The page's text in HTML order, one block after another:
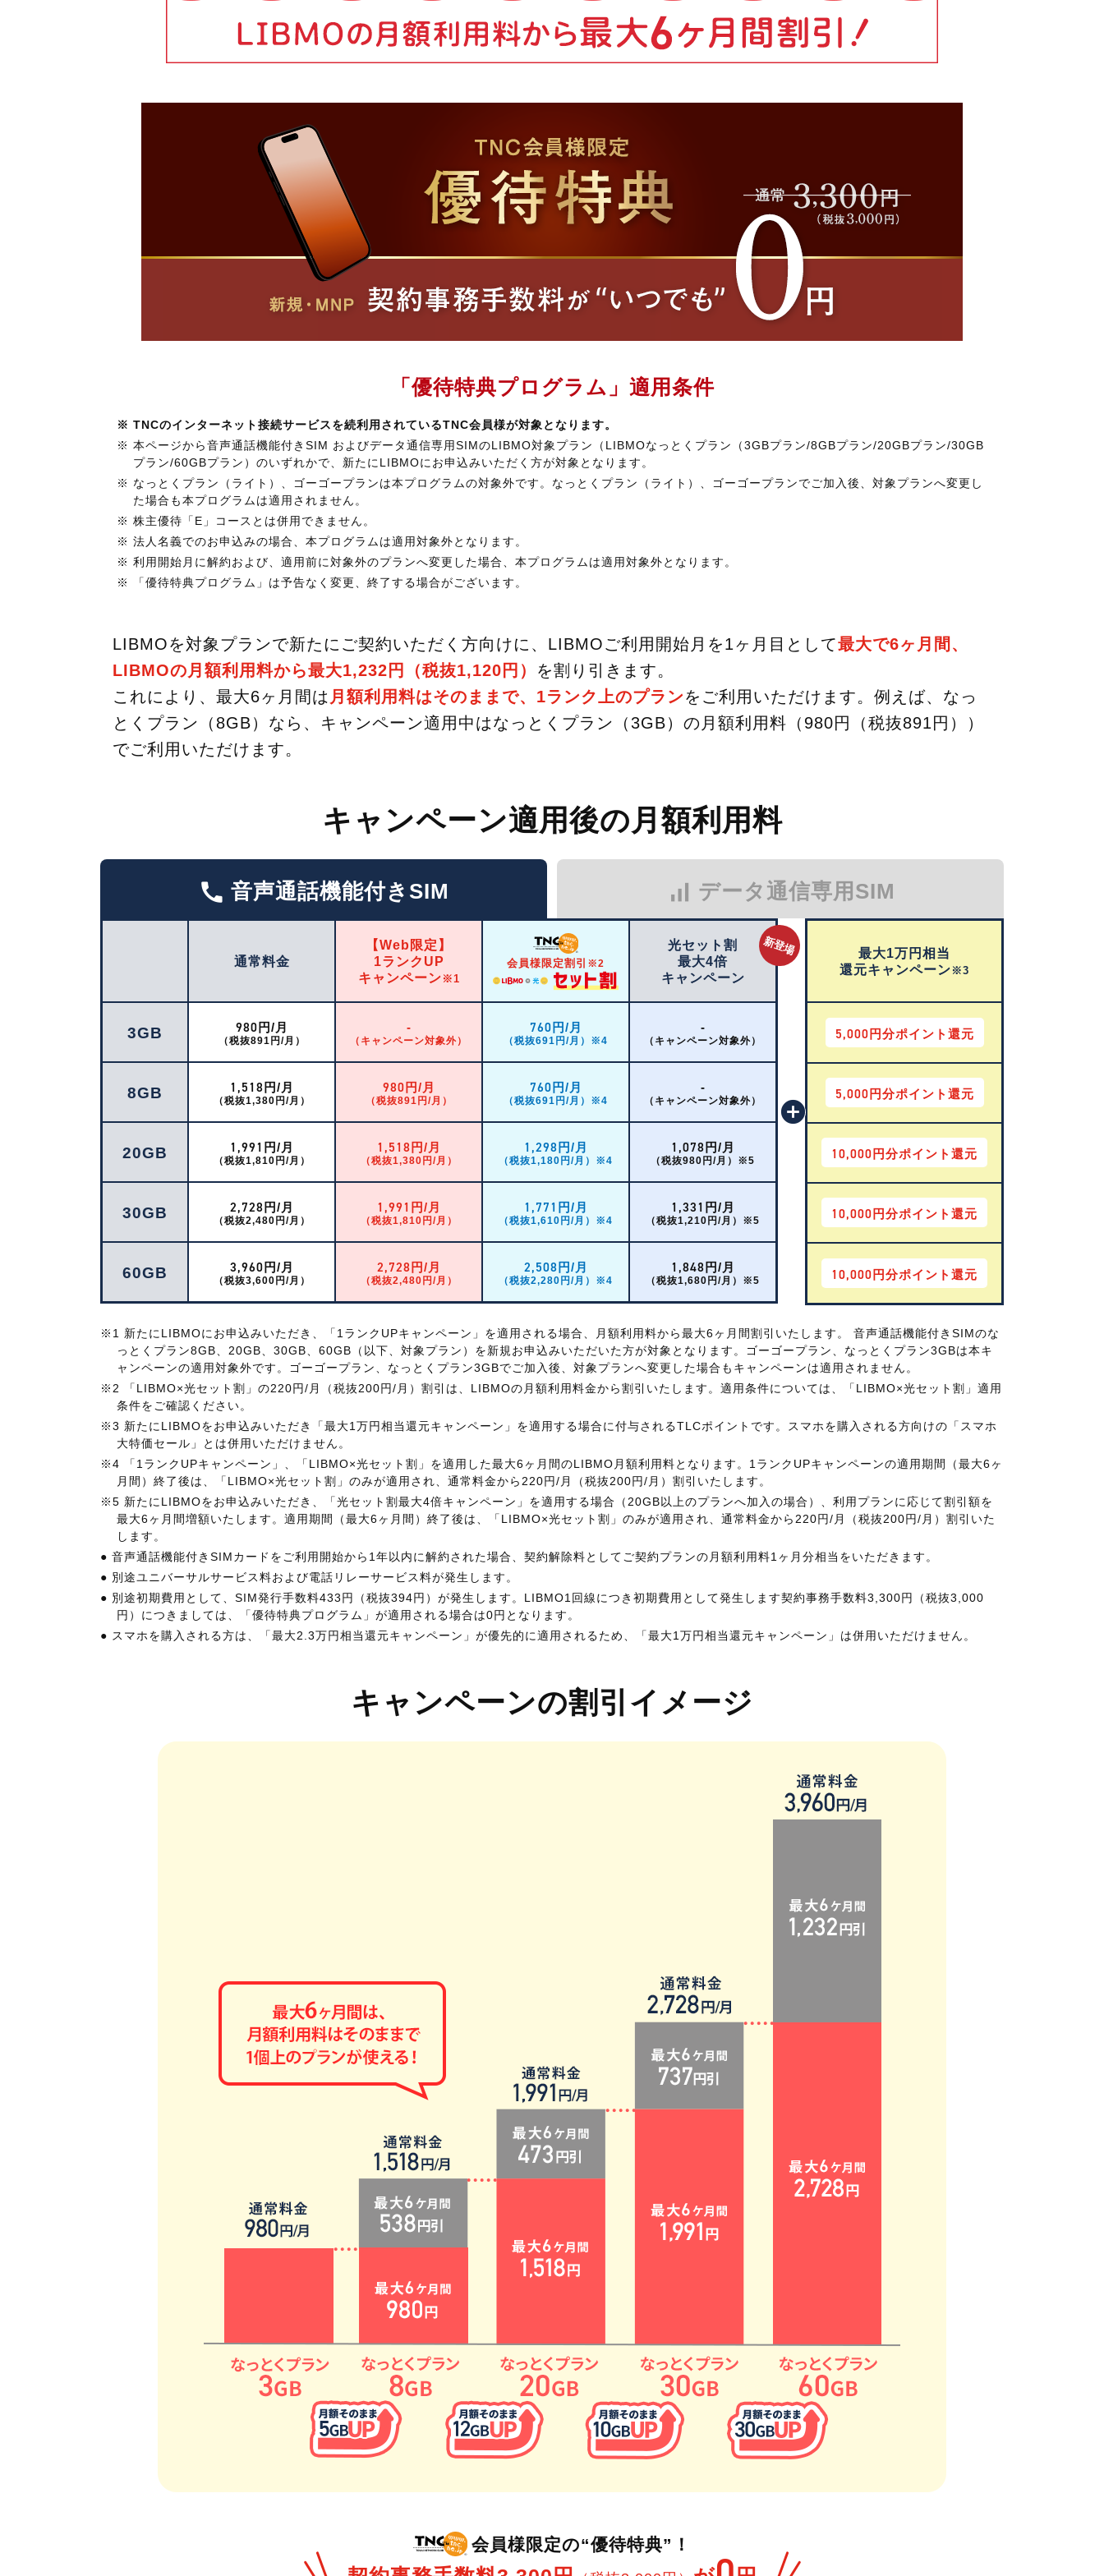
「優待特典プログラム」 適用条件
※ TNCのインターネット接続サービスを続利用されているTNC会員様が対象となります。
※ 本ページから音声通話機能付きSIM およびデータ通信専用SIMのLIBMO対象プラン（LIBMOなっとくプラン（3GBプラン/8GBプラン/20GBプラン/30GB
プラン/60GBプラン）のいずれかで、新たにLIBMOにお申込みいただく方が対象となります。
※ なっとくプラン（ライト）、ゴーゴープランは本プログラムの対象外です。なっとくプラン（ライト）、ゴーゴープランでご加入後、対象プランへ変更し
た場合も本プログラムは適用されません。
※ 株主優待「E」コースとは併用できません。
※ 法人名義でのお申込みの場合、本プログラムは適用対象外となります。
※ 利用開始月に解約および、適用前に対象外のプランへ変更した場合、本プログラムは適用対象外となります。
※ 「優待特典プログラム」は予告なく変更、終了する場合がございます。
LIBMOを対象プランで新たにご契約いただく方向けに、LIBMOご利用開始月を1ヶ月目として最大で6ヶ月間、
LIBMOの月額利用料から最大1,232円（税抜1,120円） を割り引きます。
これにより、最大6ヶ月間は 月額利用料はそのままで、1ランク上のプランをご利用いただけます。例えば、なっ
とくプラン（8GB）なら、キャンペーン適用中はなっとくプラン（3GB）の月額利用料（980円（税抜891円））
でご利用いただけます。
キャンペーン適用後の月額利用料
call 音声通話機能付きSIM signal_cellular_alt データ通信専用SIM
通常料金
【Web限定】
1ランクUP
キャンペーン ※1
会員様限定割引 ※2
新登場
光セット割
最大4倍
キャンペーン
3GB 980 円/月
（税抜891円/月）
-
（キャンペーン対象外）
760 円/月
（税抜691円/月）※4
-
（キャンペーン対象外）
8GB 1,518 円/月
（税抜1,380円/月）
980 円/月
（税抜891円/月）
760 円/月
（税抜691円/月）※4
-
（キャンペーン対象外）
20GB 1,991 円/月
（税抜1,810円/月）
1,518 円/月
（税抜1,380円/月）
1,298 円/月
（税抜1,180円/月）※4
1,078 円/月
（税抜980円/月）※5
30GB 2,728 円/月
（税抜2,480円/月）
1,991 円/月
（税抜1,810円/月）
1,771 円/月
（税抜1,610円/月）※4
1,331 円/月
（税抜1,210円/月）※5
60GB 3,960 円/月
（税抜3,600円/月）
2,728 円/月
（税抜2,480円/月）
2,508 円/月
（税抜2,280円/月）※4
1,848 円/月
（税抜1,680円/月）※5
最大1万円相当
還元キャンペーン ※3
5,000 円分ポイント還元
5,000 円分ポイント還元
10,000 円分ポイント還元
10,000 円分ポイント還元
10,000 円分ポイント還元
※1 新たにLIBMOにお申込みいただき、「1ランクUPキャンペーン」を適用される場合、月額利用料から最大6ヶ月間割引いたします。 音声通話機能付きSIMのな
っとくプラン8GB、20GB、30GB、60GB（以下、対象プラン）を新規お申込みいただいた方が対象となります。ゴーゴープラン、なっとくプラン3GBは本キ
ャンペーンの適用対象外です。ゴーゴープラン、なっとくプラン3GBでご加入後、対象プランへ変更した場合もキャンペーンは適用されません。
※2 「LIBMO×光セット割」の220円/月（税抜200円/月）割引は、LIBMOの月額利用料金から割引いたします。適用条件については、「LIBMO×光セット割」適用
条件をご確認ください。
※3 新たにLIBMOをお申込みいただき「最大1万円相当還元キャンペーン」を適用する場合に付与されるTLCポイントです。スマホを購入される方向けの「スマホ
大特価セール」とは併用いただけません。
※4 「1ランクUPキャンペーン」、「LIBMO×光セット割」を適用した最大6ヶ月間のLIBMO月額利用料となります。1ランクUPキャンペーンの適用期間（最大6ヶ
月間）終了後は、「LIBMO×光セット割」のみが適用され、通常料金から220円/月（税抜200円/月）割引いたします。
※5 新たにLIBMOをお申込みいただき、「光セット割最大4倍キャンペーン」を適用する場合（20GB以上のプランへ加入の場合）、利用プランに応じて割引額を
最大6ヶ月間増額いたします。適用期間（最大6ヶ月間）終了後は、「LIBMO×光セット割」のみが適用され、通常料金から220円/月（税抜200円/月）割引いた
します。
● 音声通話機能付きSIMカードをご利用開始から1年以内に解約された場合、契約解除料としてご契約プランの月額利用料1ヶ月分相当をいただきます。
● 別途ユニバーサルサービス料および電話リレーサービス料が発生します。
● 別途初期費用として、SIM発行手数料433円（税抜394円）が発生します。LIBMO1回線につき初期費用として発生します契約事務手数料3,300円（税抜3,000
円）につきましては、「優待特典プログラム」が適用される場合は0円となります。
● スマホを購入される方は、「最大2.3万円相当還元キャンペーン」が優先的に適用されるため、「最大1万円相当還元キャンペーン」は併用いただけません。
キャンペーンの割引イメージ
会員様限定の“優待特典”！